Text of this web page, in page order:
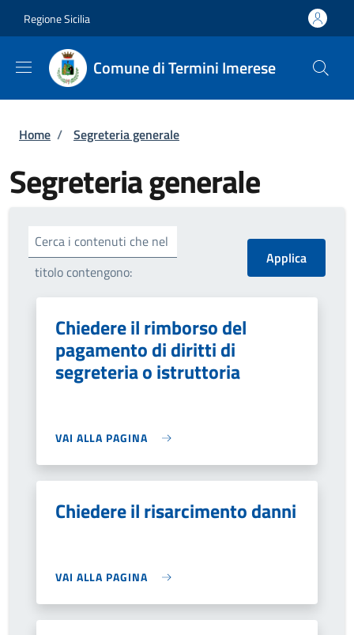
Regione Sicilia
Comune di Termini Imerese
Briciole di pane
Home / Segreteria generale
Segreteria generale
Cerca i contenuti che nel
titolo contengono:
Chiedere il rimborso del
pagamento di diritti di
segreteria o istruttoria
VAI ALLA PAGINA
Chiedere il risarcimento danni
VAI ALLA PAGINA